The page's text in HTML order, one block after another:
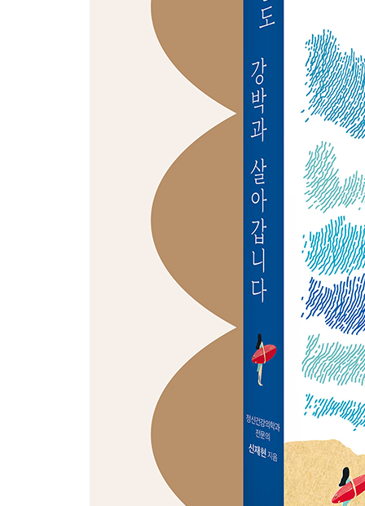
11장. 관계의 회복: 가족과 사회 속의 나
가족과의 거리: 도와주는 것과 개입의 경계
함께 회복하는 언어: 공감의 기술
사회 속의 강박: 낙인을 넘어, 나를 드러내는 용기
12장. 새로운 삶: 완치가 아닌 성숙으로
강박과의 공존: 불안이 사라지지 않아도, 나는 이미
강박이 남긴 선물과 재발을 대하는 우리의 자세
당신도 누군가의 안내자가 될 수 있습니다
에필로그_책을 덮고, 다시 당신의 하루로